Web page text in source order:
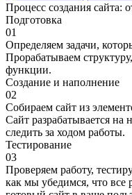
Процесс создания сайта:
Подготовка
01
Определяем задачи,
Прорабатываем
функции.
Создание и наполнение
02
Собираем сайт из
Сайт разрабатывается на
следить за ходом работы.
Тестирование
03
Проверяем работу,
как мы убедимся, что все